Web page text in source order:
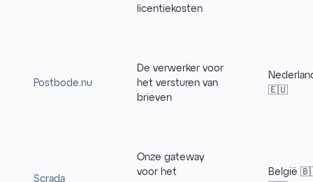
licentiekosten
Postbode.nu
De verwerker voor
het versturen van
brieven
🇪🇺
Scrada
Onze gateway
voor het
België